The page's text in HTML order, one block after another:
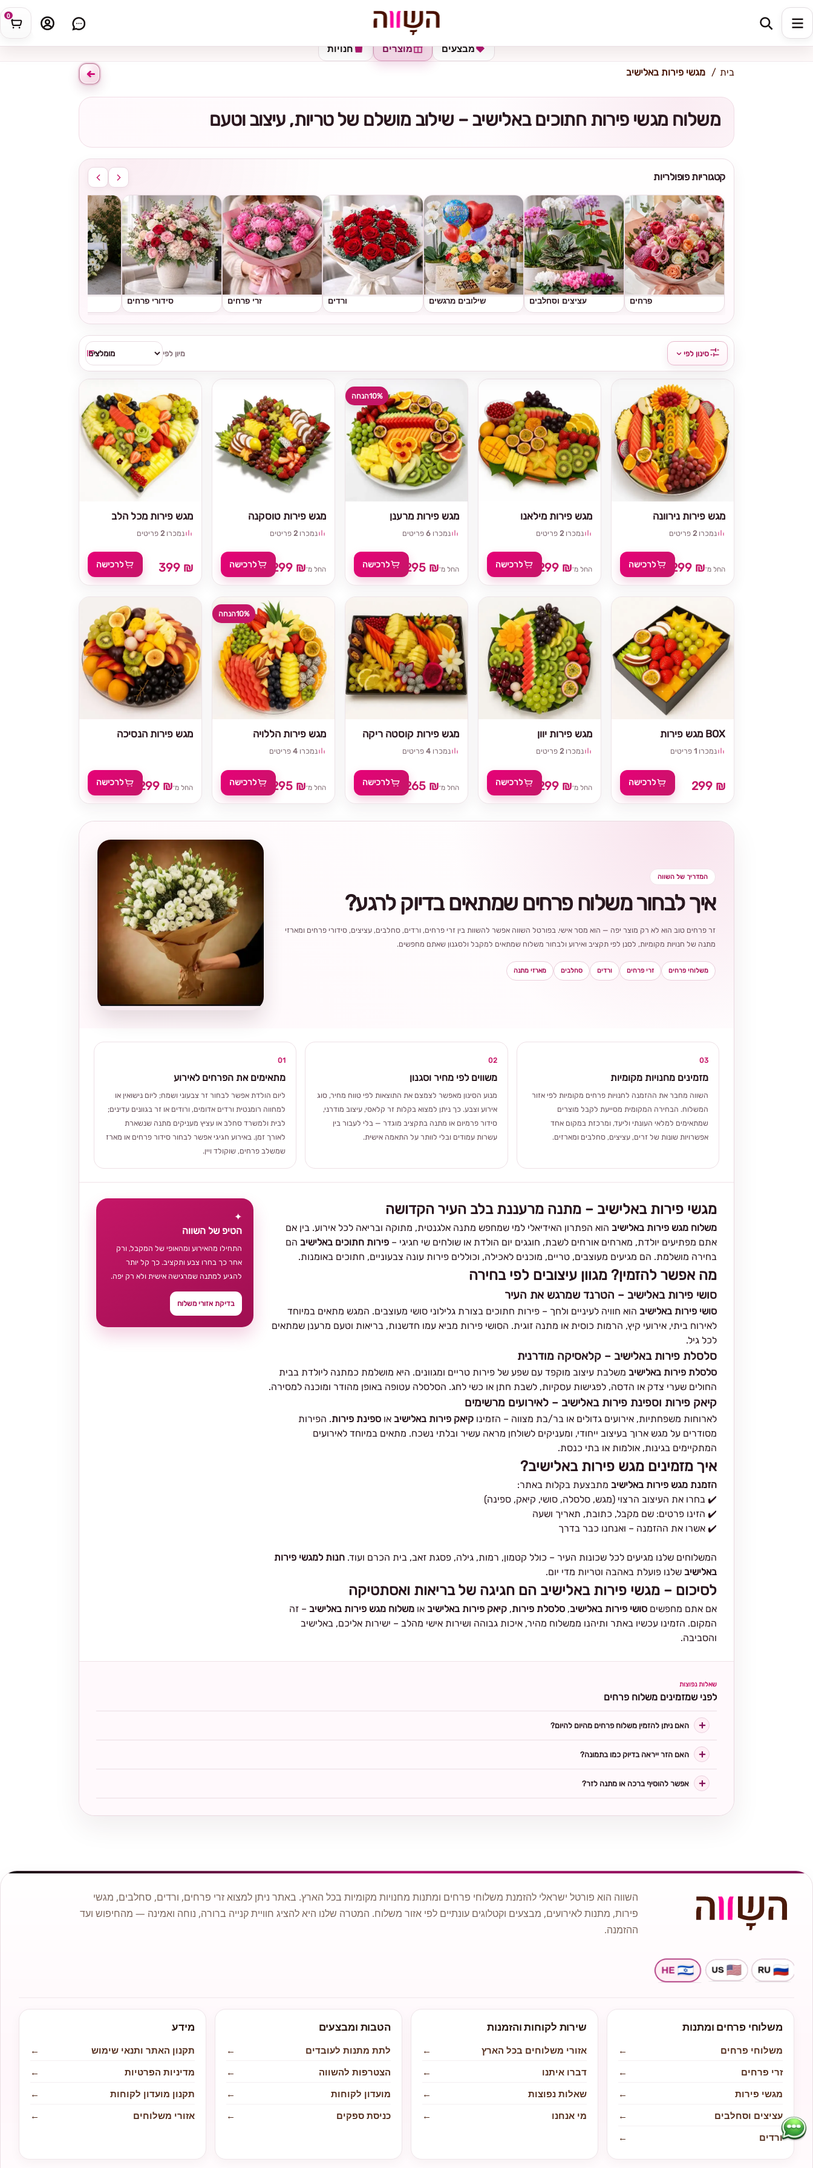
0 כתובת למשלוח
חנויות מוצרים מבצעים
בית מגשי פירות באלישיב
משלוח מגשי פירות חתוכים באלישיב – שילוב מושלם של טריות, עיצוב וטעם
קטגוריות פופולריות
פרחים עציצים וסחלבים שילובים מרגשים ורדים זרי פרחים סידורי פרחים
מיון לפי סינון לפי
מגש פירות מכל הלב
נמכרו 2 פריטים
399 ₪ לרכישה
מגש פירות טוסקנה
נמכרו 2 פריטים
החל מ־299 ₪ לרכישה
10%הנחה
מגש פירות מרענן
נמכרו 6 פריטים
החל מ־295 ₪
329 ₪לרכישה
מגש פירות מילאנו
נמכרו 2 פריטים
החל מ־299 ₪ לרכישה
מגש פירות נירוונה
נמכרו 2 פריטים
החל מ־299 ₪ לרכישה
מגש פירות הנסיכה
החל מ־299 ₪ לרכישה
10%הנחה
מגש פירות הללויה
נמכרו 4 פריטים
החל מ־295 ₪
329 ₪לרכישה
מגש פירות קוסטה ריקה
נמכרו 4 פריטים
החל מ־265 ₪ לרכישה
מגש פירות יוון
נמכרו 2 פריטים
החל מ־299 ₪ לרכישה
מגש פירות BOX
נמכרו 1 פריטים
299 ₪ לרכישה
המדריך של השווה
איך לבחור משלוח פרחים שמתאים בדיוק לרגע?
זר פרחים טוב הוא לא רק מוצר יפה — הוא מסר אישי. בפורטל השווה אפשר להשוות בין זרי פרחים, ורדים, סחלבים, עציצים, סידורי פרחים ומארזי
מתנה של חנויות מקומיות, לסנן לפי תקציב ואירוע ולבחור משלוח שמתאים למקבל ולסגנון שאתם מחפשים.
משלוחי פרחים זרי פרחים ורדים סחלבים מארזי מתנה
01
מתאימים את הפרחים לאירוע
ליום הולדת אפשר לבחור זר צבעוני ושמח; ליום נישואין או
למחווה רומנטית ורדים אדומים, ורודים או זר בגוונים עדינים;
לבית ולמשרד סחלב או עציץ מעניקים מתנה שנשארת
לאורך זמן. באירוע חגיגי אפשר לבחור סידור פרחים או מארז
שמשלב פרחים, שוקולד ויין.
02
משווים לפי מחיר וסגנון
מנוע הסינון מאפשר לצמצם את התוצאות לפי טווח מחיר, סוג
אירוע וצבע. כך ניתן למצוא בקלות זר קלאסי, עיצוב מודרני,
סידור פרמיום או מתנה בתקציב מוגדר — בלי לעבור בין
עשרות עמודים ובלי לוותר על התאמה אישית.
03
מזמינים מחנויות מקומיות
השווה מחבר את ההזמנה לחנויות פרחים מקומיות לפי אזור
המשלוח. הבחירה המקומית מסייעת לקבל מוצרים
שמתאימים למלאי העונתי וליעד, ומרכזת במקום אחד
אפשרויות שונות של זרים, עציצים, סחלבים ומארזים.
מגשי פירות באלישיב – מתנה מרעננת בלב העיר הקדושה
משלוח מגש פירות באלישיב הוא הפתרון האידיאלי למי שמחפש מתנה אלגנטית, מתוקה ובריאה לכל אירוע. בין אם
אתם מפתיעים יולדת, מארחים אורחים לשבת, חוגגים יום הולדת או שולחים שי חגיגי – פירות חתוכים באלישיב הם
בחירה מושלמת. הם מגיעים מעוצבים, טריים, מוכנים לאכילה, וכוללים פירות עונה צבעוניים, חתוכים באומנות.
מה אפשר להזמין? מגוון עיצובים לפי בחירה
סושי פירות באלישיב – הטרנד שמרגש את העיר
סושי פירות באלישיב הוא חוויה לעיניים ולחך – פירות חתוכים בצורת גלילוני סושי מעוצבים. המגש מתאים במיוחד
לאירוח ביתי, אירועי קיץ, הרמות כוסית או מתנה זוגית. הסושי פירות מביא עמו חדשנות, בריאות וטעם מרענן שמתאים
לכל גיל.
סלסלת פירות באלישיב – קלאסיקה מודרנית
סלסלת פירות באלישיב משלבת עיצוב מוקפד עם שפע של פירות טריים ומגוונים. היא מושלמת כמתנה ליולדת בבית
החולים שערי צדק או הדסה, לפגישות עסקיות, לשבת חתן או כשי לחג. הסלסלה עטופה באופן מהודר ומוכנה למסירה.
קיאק פירות וספינת פירות באלישיב – לאירועים מרשימים
לארוחות משפחתיות, אירועים גדולים או בר/בת מצווה – הזמינו קיאק פירות באלישיב או ספינת פירות. הפירות
מסודרים על מגש ארוך בעיצוב ייחודי, ומעניקים לשולחן מראה עשיר ובלתי נשכח. מתאים במיוחד לאירועים
המתקיימים בגינות, אולמות או בתי כנסת.
איך מזמינים מגש פירות באלישיב?
הזמנת מגש פירות באלישיב מתבצעת בקלות באתר:
✔️ בחרו את העיצוב הרצוי (מגש, סלסלה, סושי, קיאק, ספינה)
✔️ הזינו פרטים: שם מקבל, כתובת, תאריך ושעה
✔️ אשרו את ההזמנה – ואנחנו כבר בדרך
המשלוחים שלנו מגיעים לכל שכונות העיר – כולל קטמון, רמות, גילה, פסגת זאב, בית הכרם ועוד. חנות למגשי פירות
באלישיב שלנו פועלת באהבה וטריות מדי יום.
לסיכום – מגשי פירות באלישיב הם חגיגה של בריאות ואסתטיקה
אם אתם מחפשים סושי פירות באלישיב, סלסלת פירות, קיאק פירות באלישיב או משלוח מגש פירות באלישיב – זה
המקום. הזמינו עכשיו באתר ותיהנו ממשלוח מהיר, איכות גבוהה ושירות אישי מהלב – ישירות אליכם, באלישיב
והסביבה.
✦
הטיפ של השווה
התחילו מהאירוע ומהאופי של המקבל, ורק
אחר כך בחרו צבע ותקציב. כך קל יותר
להגיע למתנה שמרגישה אישית ולא רק יפה.
בדיקת אזורי משלוח
שאלות נפוצות
לפני שמזמינים משלוח פרחים
האם ניתן להזמין משלוח פרחים מהיום להיום?
האם הזר ייראה בדיוק כמו בתמונה?
אפשר להוסיף ברכה או מתנה לזר?
השווה הוא פורטל ישראלי להזמנת משלוחי פרחים ומתנות מחנויות מקומיות בכל הארץ. באתר ניתן למצוא זרי פרחים, ורדים, סחלבים, מגשי
פירות, מתנות לאירועים, מבצעים וקטלוגים עונתיים לפי אזור משלוח. המטרה שלנו היא להציג חוויית קנייה ברורה, נוחה ואמינה — מהחיפוש ועד
ההזמנה.
משלוחי פרחים ומתנות
משלוחי פרחים
←
זרי פרחים
←
מגשי פירות
←
עציצים וסחלבים
←
ורדים
←
שירות לקוחות והזמנות
אזורי משלוחים בכל הארץ
←
דברו איתנו
←
שאלות נפוצות
←
מי אנחנו
←
הטבות ומבצעים
לתת מתנות לעובדים
←
הצטרפות להשווה
←
מועדון לקוחות
←
כניסת ספקים
←
מידע
תקנון האתר ותנאי שימוש
←
מדיניות הפרטיות
←
תקנון מועדון לקוחות
←
אזורי משלוחים
←